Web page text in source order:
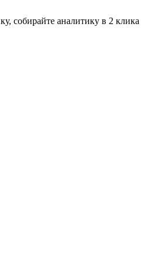
собирайте аналитику в 2 клика